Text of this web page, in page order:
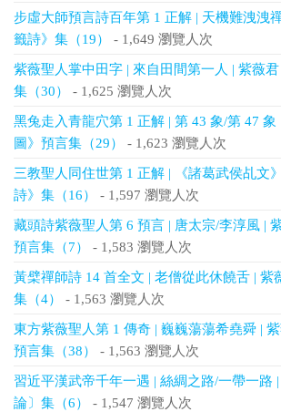
步虛大師預言詩百年第 1 正解 | 天機難洩洩
籤詩》集（19）
- 1,649 瀏覽人次
紫薇聖人掌中田字 | 來自田間第一人 | 紫薇
集（30）
- 1,625 瀏覽人次
黑兔走入青龍穴第 1 正解 | 第 43 象/第 47 象
圖》預言集（29）
- 1,623 瀏覽人次
三教聖人同住世第 1 正解 | 《諸葛武侯乩文
詩》集（16）
- 1,597 瀏覽人次
藏頭詩紫薇聖人第 6 預言 | 唐太宗/李淳風 |
預言集（7）
- 1,583 瀏覽人次
黃檗禪師詩 14 首全文 | 老僧從此休饒舌 | 紫
集（4）
- 1,563 瀏覽人次
東方紫薇聖人第 1 傳奇 | 巍巍蕩蕩希堯舜 | 紫
預言集（38）
- 1,563 瀏覽人次
習近平漢武帝千年一遇 | 絲綢之路/一帶一路
論〕集（6）
- 1,547 瀏覽人次